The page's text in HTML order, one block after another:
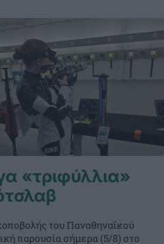
«τριφύλλια»
του Παναθηναϊκού
παρουσία σήμερα (5/8) στο